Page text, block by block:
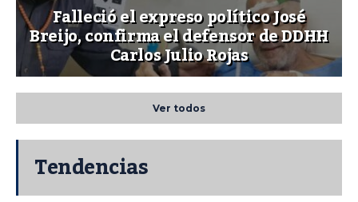
Falleció el expreso político José
Breijo, confirma el defensor de DDHH
Carlos Julio Rojas
Ver todos
Tendencias